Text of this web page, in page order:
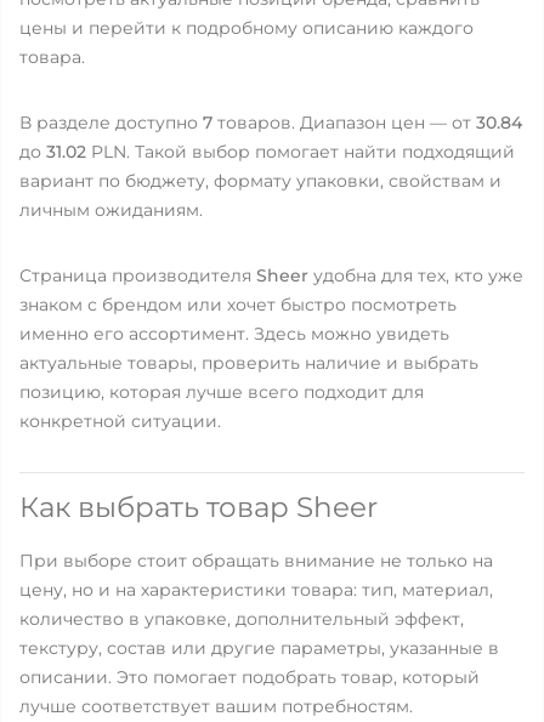
цены и перейти к подробному описанию каждого
товара.
В разделе доступно 7 товаров. Диапазон цен — от 30.84
до 31.02 PLN. Такой выбор помогает найти подходящий
вариант по бюджету, формату упаковки, свойствам и
личным ожиданиям.
Страница производителя Sheer удобна для тех, кто уже
знаком с брендом или хочет быстро посмотреть
именно его ассортимент. Здесь можно увидеть
актуальные товары, проверить наличие и выбрать
позицию, которая лучше всего подходит для
конкретной ситуации.
Как выбрать товар Sheer
При выборе стоит обращать внимание не только на
цену, но и на характеристики товара: тип, материал,
количество в упаковке, дополнительный эффект,
текстуру, состав или другие параметры, указанные в
описании. Это помогает подобрать товар, который
лучше соответствует вашим потребностям.